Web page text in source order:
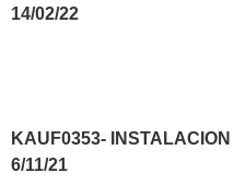
14/02/22
KAUF0353-
6/11/21